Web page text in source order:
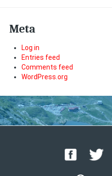
Meta
Log in
Entries feed
Comments feed
WordPress.org